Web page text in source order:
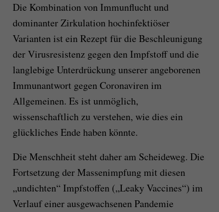
Die Kombination von Immunflucht und
dominanter Zirkulation hochinfektiöser
Varianten ist ein Rezept für die Beschleunigung
der Virusresistenz gegen den Impfstoff und die
langlebige Unterdrückung unserer angeborenen
Immunantwort gegen Coronaviren im
Allgemeinen. Es ist unmöglich,
wissenschaftlich zu verstehen, wie dies ein
glückliches Ende haben könnte.
Die Menschheit steht daher am Scheideweg. Die
Fortsetzung der Massenimpfung mit diesen
„undichten“ Impfstoffen („Leaky Vaccines“) im
Verlauf einer ausgewachsenen Pandemie